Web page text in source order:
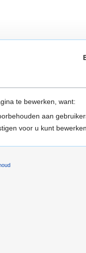
te bewerken, want:
aan
voor u kunt